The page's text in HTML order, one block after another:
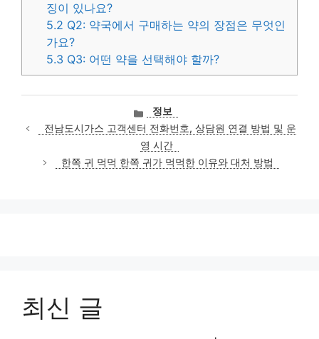
징이 있나요?
5.2 Q2: 약국에서 구매하는 약의 장점은 무엇인
가요?
5.3 Q3: 어떤 약을 선택해야 할까?
카
테
고
리
정보
전남도시가스 고객센터 전화번호, 상담원 연결 방법 및 운
영 시간
한쪽 귀 먹먹 한쪽 귀가 먹먹한 이유와 대처 방법
최신 글